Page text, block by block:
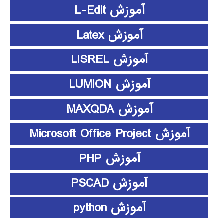
آموزش L-Edit
آموزش Latex
آموزش LISREL
آموزش LUMION
آموزش MAXQDA
آموزش Microsoft Office Project
آموزش PHP
آموزش PSCAD
آموزش python